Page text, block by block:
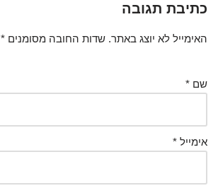
כתיבת תגובה
האימייל לא יוצג באתר. שדות החובה מסומנים *
שם *
אימייל *